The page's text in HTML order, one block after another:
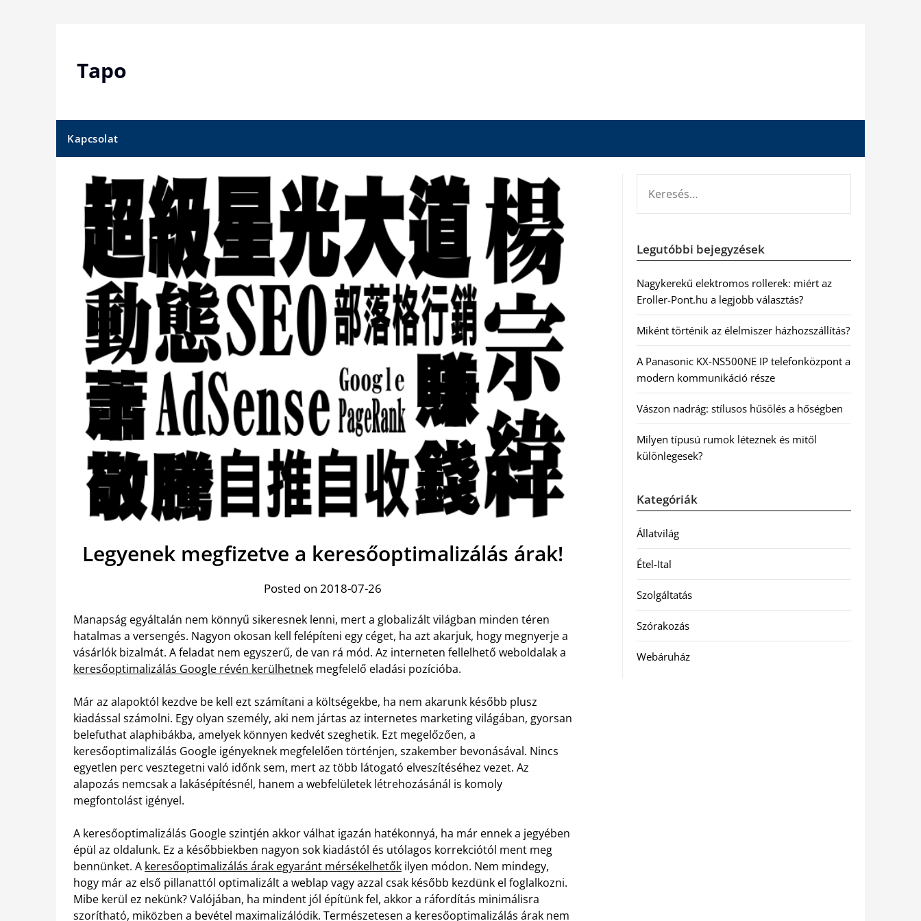
Tapo
Kapcsolat
Legyenek megfizetve a keresőoptimalizálás árak!
Posted on 2018-07-26
Manapság egyáltalán nem könnyű sikeresnek lenni, mert a globalizált világban minden téren
hatalmas a versengés. Nagyon okosan kell felépíteni egy céget, ha azt akarjuk, hogy megnyerje a
vásárlók bizalmát. A feladat nem egyszerű, de van rá mód. Az interneten fellelhető weboldalak a
keresőoptimalizálás Google révén kerülhetnek megfelelő eladási pozícióba.
Már az alapoktól kezdve be kell ezt számítani a költségekbe, ha nem akarunk később plusz
kiadással számolni. Egy olyan személy, aki nem jártas az internetes marketing világában, gyorsan
belefuthat alaphibákba, amelyek könnyen kedvét szeghetik. Ezt megelőzően, a
keresőoptimalizálás Google igényeknek megfelelően történjen, szakember bevonásával. Nincs
egyetlen perc vesztegetni való időnk sem, mert az több látogató elveszítéséhez vezet. Az
alapozás nemcsak a lakásépítésnél, hanem a webfelületek létrehozásánál is komoly
megfontolást igényel.
A keresőoptimalizálás Google szintjén akkor válhat igazán hatékonnyá, ha már ennek a jegyében
épül az oldalunk. Ez a későbbiekben nagyon sok kiadástól és utólagos korrekciótól ment meg
bennünket. A keresőoptimalizálás árak egyaránt mérsékelhetők ilyen módon. Nem mindegy,
hogy már az első pillanattól optimalizált a weblap vagy azzal csak később kezdünk el foglalkozni.
Mibe kerül ez nekünk? Valójában, ha mindent jól építünk fel, akkor a ráfordítás minimálisra
szorítható, miközben a bevétel maximalizálódik. Természetesen a keresőoptimalizálás árak nem
Legutóbbi bejegyzések
Nagykerekű elektromos rollerek: miért az
Eroller-Pont.hu a legjobb választás?
Miként történik az élelmiszer házhozszállítás?
A Panasonic KX-NS500NE IP telefonközpont a
modern kommunikáció része
Vászon nadrág: stílusos hűsölés a hőségben
Milyen típusú rumok léteznek és mitől
különlegesek?
Kategóriák
Állatvilág
Étel-Ital
Szolgáltatás
Szórakozás
Webáruház